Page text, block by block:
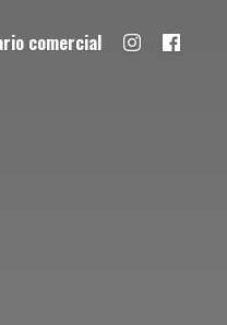
comercial